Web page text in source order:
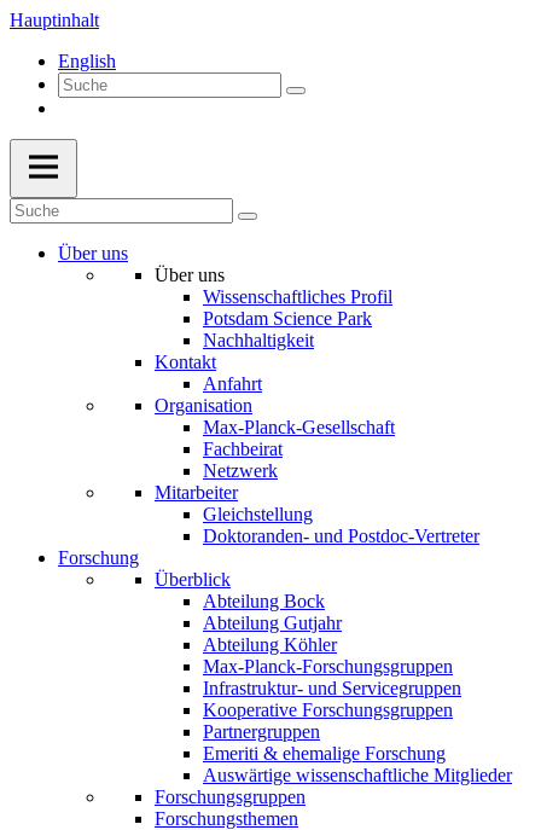
Hauptinhalt
English
Über uns
Über uns
Wissenschaftliches Profil
Potsdam Science Park
Nachhaltigkeit
Kontakt
Anfahrt
Organisation
Max-Planck-Gesellschaft
Fachbeirat
Netzwerk
Mitarbeiter
Gleichstellung
Doktoranden- und Postdoc-Vertreter
Forschung
Überblick
Abteilung Bock
Abteilung Gutjahr
Abteilung Köhler
Max-Planck-Forschungsgruppen
Infrastruktur- und Servicegruppen
Kooperative Forschungsgruppen
Partnergruppen
Emeriti & ehemalige Forschung
Auswärtige wissenschaftliche Mitglieder
Forschungsgruppen
Forschungsthemen